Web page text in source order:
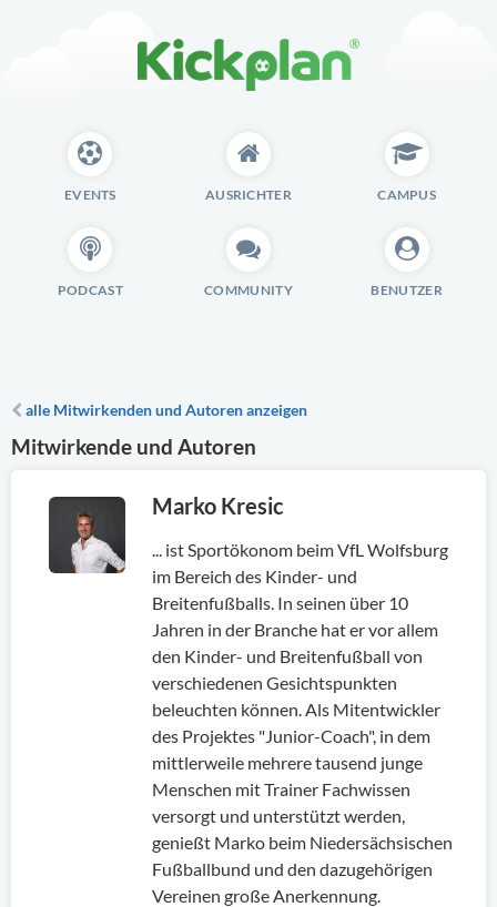
EVENTS AUSRICHTER CAMPUS
PODCAST COMMUNITY BENUTZER
alle Mitwirkenden und Autoren anzeigen
Mitwirkende und Autoren
Marko Kresic
... ist Sportökonom beim VfL Wolfsburg
im Bereich des Kinder- und
Breitenfußballs. In seinen über 10
Jahren in der Branche hat er vor allem
den Kinder- und Breitenfußball von
verschiedenen Gesichtspunkten
beleuchten können. Als Mitentwickler
des Projektes "Junior-Coach", in dem
mittlerweile mehrere tausend junge
Menschen mit Trainer Fachwissen
versorgt und unterstützt werden,
genießt Marko beim Niedersächsischen
Fußballbund und den dazugehörigen
Vereinen große Anerkennung.